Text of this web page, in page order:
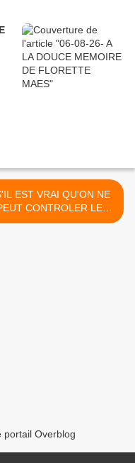
EST VRAI QU'ON NE
CONTROLER LES
DE VOTE DE
portail Overblog